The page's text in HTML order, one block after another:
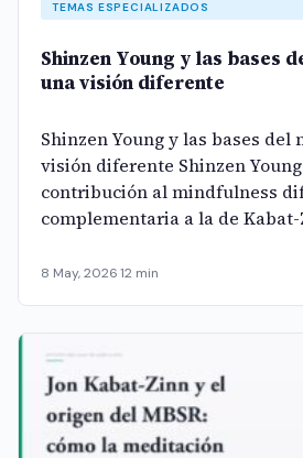
TEMAS ESPECIALIZADOS
Shinzen Young y las bases
una visión diferente
Shinzen Young y las bases
visión diferente Shinzen
contribución al mindfulness
complementaria a la de
8 May, 202612 min